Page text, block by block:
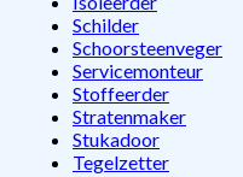
Schilder
Schoorsteenveger
Servicemonteur
Stoffeerder
Stratenmaker
Stukadoor
Tegelzetter